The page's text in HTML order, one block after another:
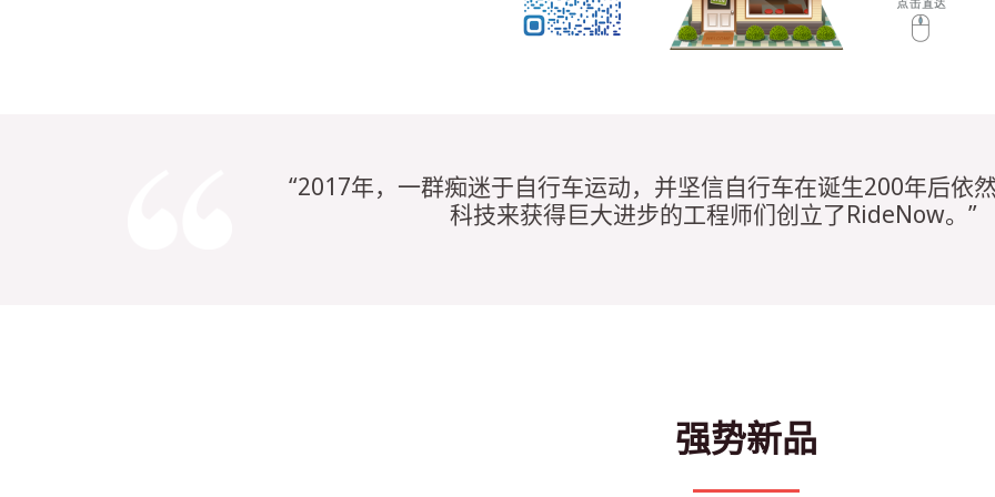
“2017年，一群痴迷于自行车运动，并坚信自行车在诞生200年后依
科技来获得巨大进步的工程师们创立了RideNow。”
强势新品